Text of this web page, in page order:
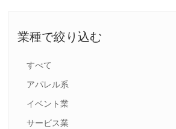
業種で絞り込む
すべて
アパレル系
イベント業
サービス業